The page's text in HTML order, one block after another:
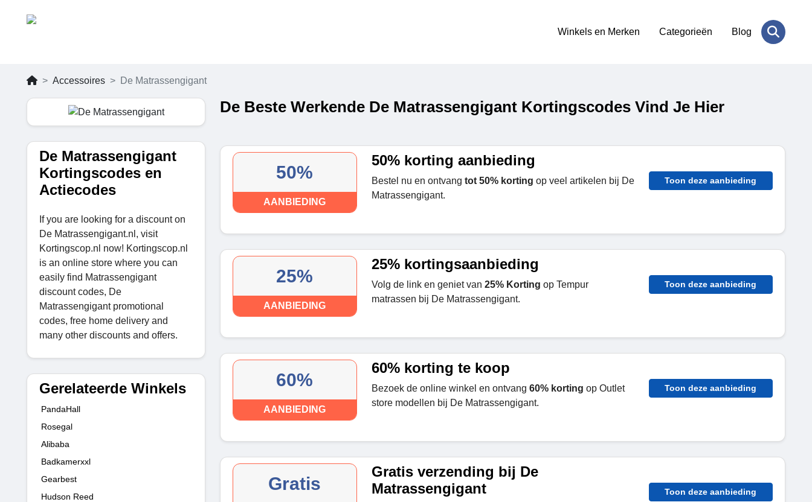
Winkels en Merken Categorieën Blog
Accessoires De Matrassengigant
De Matrassengigant
Kortingscodes en
Actiecodes
If you are looking for a discount on
De Matrassengigant.nl, visit
Kortingscop.nl now! Kortingscop.nl
is an online store where you can
easily find Matrassengigant
discount codes, De
Matrassengigant promotional
codes, free home delivery and
many other discounts and offers.
Gerelateerde Winkels
PandaHall
Rosegal
Alibaba
Badkamerxxl
Gearbest
Hudson Reed
De Beste Werkende De Matrassengigant Kortingscodes Vind Je Hier
50%
AANBIEDING
50% korting aanbieding
Bestel nu en ontvang tot 50% korting op veel artikelen bij De
Matrassengigant.
Toon deze aanbieding
25%
AANBIEDING
25% kortingsaanbieding
Volg de link en geniet van 25% Korting op Tempur
matrassen bij De Matrassengigant.
Toon deze aanbieding
60%
AANBIEDING
60% korting te koop
Bezoek de online winkel en ontvang 60% korting op Outlet
store modellen bij De Matrassengigant.
Toon deze aanbieding
Gratis
Gratis verzending bij De
Matrassengigant
Toon deze aanbieding